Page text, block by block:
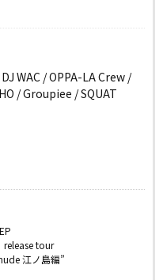
WAC / OPPA-LA Crew /
/ Groupiee / SQUAT
release tour
江ノ島編”